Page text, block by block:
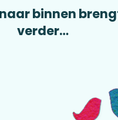
binnen
verder…